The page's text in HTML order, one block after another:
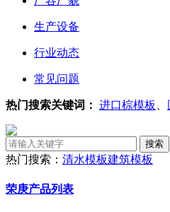
生产设备
行业动态
常见问题
热门搜索关键词： 进口棕模板
热门搜索： 清水模板建筑模板
荣庚产品列表